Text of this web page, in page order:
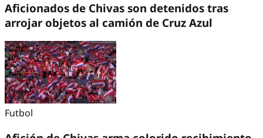
Aficionados de Chivas son detenidos tras
arrojar objetos al camión de Cruz Azul
Futbol